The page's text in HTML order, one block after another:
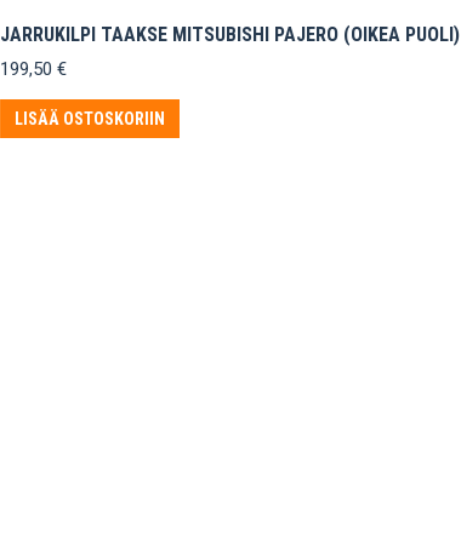
JARRUKILPI TAAKSE MITSUBISHI PAJERO (OIKEA PUOLI)
199,50 €
LISÄÄ OSTOSKORIIN